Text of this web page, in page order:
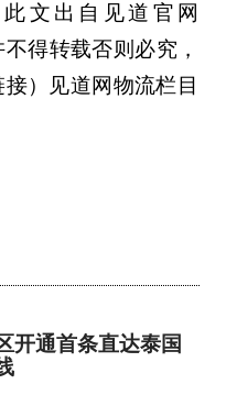
文出自见道官网
得转载否则必究，
）见道网物流栏目
开通首条直达泰国